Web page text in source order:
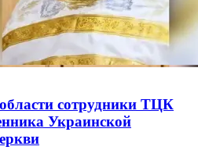
сотрудники ТЦК
Украинской